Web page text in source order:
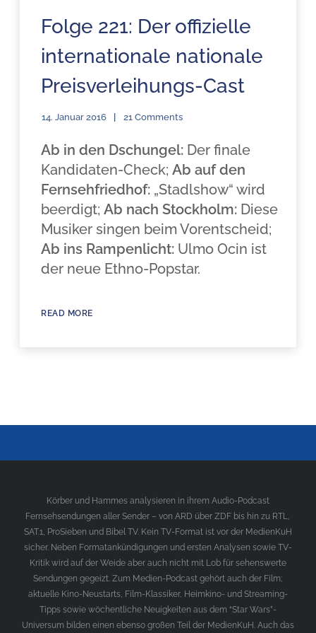
Folge 221: Der offizielle
internationale nationale
Preisverleihungs-Cast
14. Januar 2016 21 Comments
Ab in den Dschungel: Der finale
Kandidaten-Check;Ab auf den
Fernsehfriedhof: „Stadlshow“ wird
beerdigt;Ab nach Stockholm: Diese
Musiker singen beim Vorentscheid;
Ab ins Rampenlicht: Ulmo Ocin ist
der neue Ethno-Popstar.
READ MORE
Körber und Hammes analysieren in ihrem Audio-Podcast
Fernsehsendungen aller Sender – von ARD über ZDF bis hin zu RTL,
SAT.1, ProSieben und Bibel TV. Kein TV-Format ist vor der MedienKuH
sicher. Neben Formatankündigungen und ersten Analysen sowie TV-
Kritik wird auf der Weide aber auch nicht mit Lob für sehenswerte
Sendungen gegeizt. Zum Medien-Podcast gehört auch der Film;
aktuelle Kino-Neustarts, Film-Klassiker, Heimkino- und Streaming-
Tipps sowie wöchentliche Neuigkeiten aus dem “Star Wars”-
Universum bilden einen ebenso großen Teil der MedienKuH. Auch das